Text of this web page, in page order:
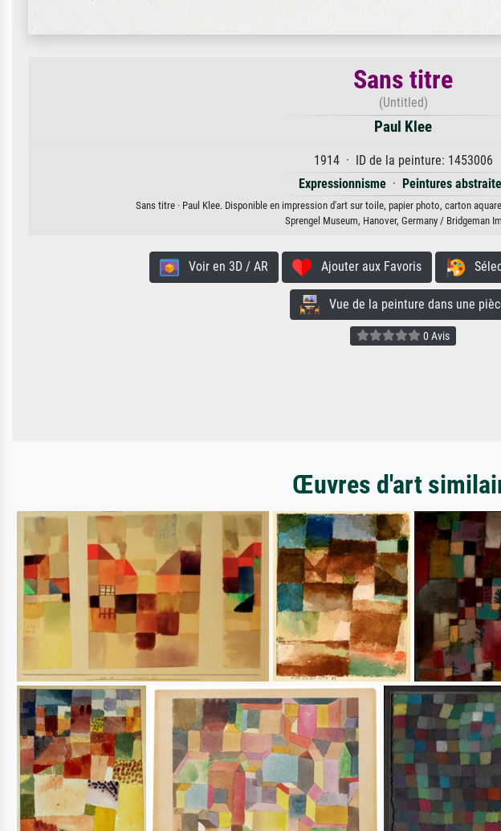
Sans titre
(Untitled)
Paul Klee
1914 · ID de la peinture: 1453006
Expressionnisme · Peintures
Sans titre · Paul Klee. Disponible en impression d'art sur toile, papier photo, carton
Sprengel Museum, Hanover, Germany / Bridgeman
Voir en 3D / AR Ajouter aux Favoris
Vue de la peinture dans une
0 Avis
Œuvres d'art